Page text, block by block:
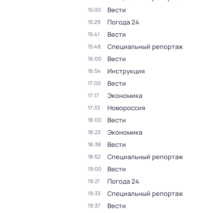
15:00 Вести
15:29 Погода 24
15:41 Вести
15:48 Специальный репортаж
16:00 Вести
16:54 Инструкция
17:00 Вести
17:17 Экономика
17:33 Новороссия
18:00 Вести
18:23 Экономика
18:38 Вести
18:52 Специальный репортаж
19:00 Вести
19:21 Погода 24
19:33 Специальный репортаж
19:37 Вести